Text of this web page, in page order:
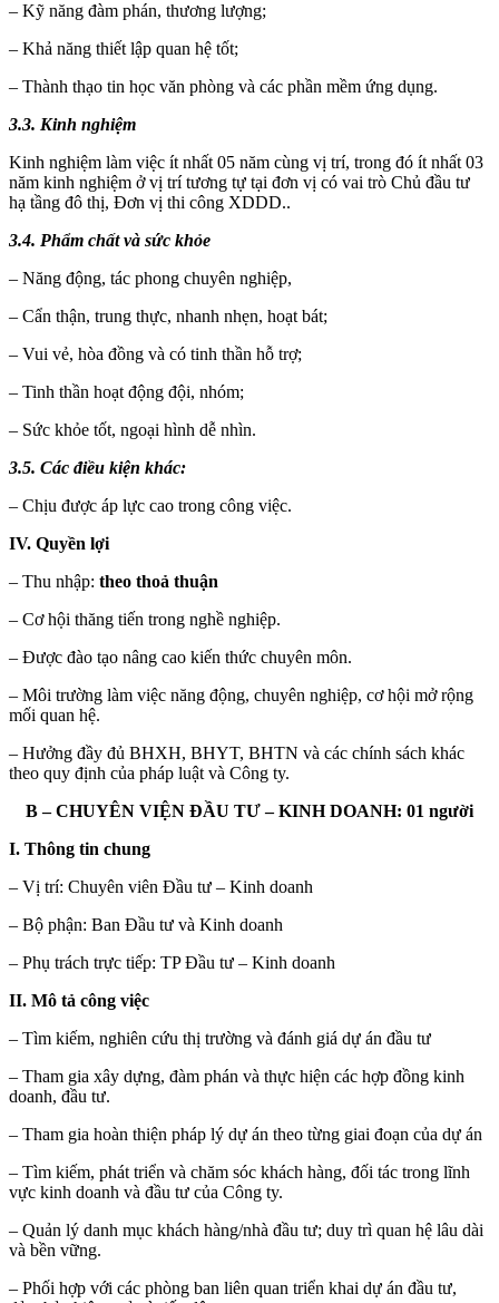
– Kỹ năng đàm phán, thương lượng;
– Khả năng thiết lập quan hệ tốt;
– Thành thạo tin học văn phòng và các phần mềm ứng dụng.
3.3. Kinh nghiệm
Kinh nghiệm làm việc ít nhất 05 năm cùng vị trí, trong đó ít nhất 03
năm kinh nghiệm ở vị trí tương tự tại đơn vị có vai trò Chủ đầu tư
hạ tầng đô thị, Đơn vị thi công XDDD..
3.4. Phẩm chất và sức khỏe
– Năng động, tác phong chuyên nghiệp,
– Cẩn thận, trung thực, nhanh nhẹn, hoạt bát;
– Vui vẻ, hòa đồng và có tinh thần hỗ trợ;
– Tinh thần hoạt động đội, nhóm;
– Sức khỏe tốt, ngoại hình dễ nhìn.
3.5. Các điều kiện khác:
– Chịu được áp lực cao trong công việc.
IV. Quyền lợi
– Thu nhập: theo thoả thuận
– Cơ hội thăng tiến trong nghề nghiệp.
– Được đào tạo nâng cao kiến thức chuyên môn.
– Môi trường làm việc năng động, chuyên nghiệp, cơ hội mở rộng
mối quan hệ.
– Hưởng đầy đủ BHXH, BHYT, BHTN và các chính sách khác
theo quy định của pháp luật và Công ty.
B – CHUYÊN VIỆN ĐẦU TƯ – KINH DOANH: 01 người
I. Thông tin chung
– Vị trí: Chuyên viên Đầu tư – Kinh doanh
– Bộ phận: Ban Đầu tư và Kinh doanh
– Phụ trách trực tiếp: TP Đầu tư – Kinh doanh
II. Mô tả công việc
– Tìm kiếm, nghiên cứu thị trường và đánh giá dự án đầu tư
– Tham gia xây dựng, đàm phán và thực hiện các hợp đồng kinh
doanh, đầu tư.
– Tham gia hoàn thiện pháp lý dự án theo từng giai đoạn của dự án
– Tìm kiếm, phát triển và chăm sóc khách hàng, đối tác trong lĩnh
vực kinh doanh và đầu tư của Công ty.
– Quản lý danh mục khách hàng/nhà đầu tư; duy trì quan hệ lâu dài
và bền vững.
– Phối hợp với các phòng ban liên quan triển khai dự án đầu tư,